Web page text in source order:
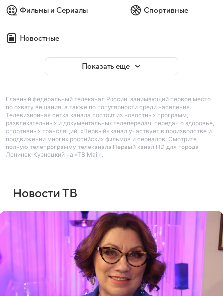
Фильмы и Сериалы Спортивные
Новостные
Показать еще
Главный федеральный телеканал России, занимающий первое место
по охвату вещания, а также по популярности среди населения.
Телевизионная сетка канала состоит из новостных программ,
развлекательных и документальных телепередач, передач о здоровье,
спортивных трансляций. «Первый» канал участвует в производстве и
продвижении многих российских фильмов и сериалов. Смотрите
полную телепрограмму телеканала Первый канал HD для города
Ленинск-Кузнецкий на «ТВ Mail».
Новости ТВ